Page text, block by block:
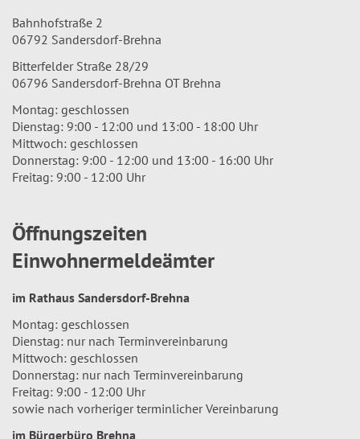
Bahnhofstraße 2
06792 Sandersdorf-Brehna
Bitterfelder Straße 28/29
06796 Sandersdorf-Brehna OT Brehna
Montag: geschlossen
Dienstag: 9:00 - 12:00 und 13:00 - 18:00 Uhr
Mittwoch: geschlossen
Donnerstag: 9:00 - 12:00 und 13:00 - 16:00 Uhr
Freitag: 9:00 - 12:00 Uhr
Öffnungszeiten
Einwohnermeldeämter
im Rathaus Sandersdorf-Brehna
Montag: geschlossen
Dienstag: nur nach Terminvereinbarung
Mittwoch: geschlossen
Donnerstag: nur nach Terminvereinbarung
Freitag: 9:00 - 12:00 Uhr
sowie nach vorheriger terminlicher Vereinbarung
im Bürgerbüro Brehna